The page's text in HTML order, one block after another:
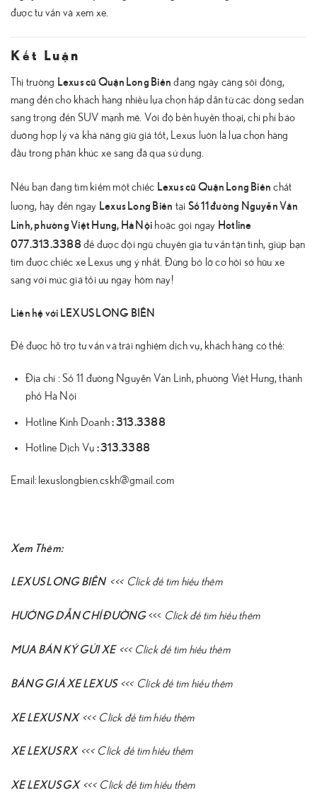
được tư vấn và xem xe.
Kết Luận
Thị trường Lexus cũ Quận Long Biên đang ngày càng sôi động,
mang đến cho khách hàng nhiều lựa chọn hấp dẫn từ các dòng sedan
sang trọng đến SUV mạnh mẽ. Với độ bền huyền thoại, chi phí bảo
dưỡng hợp lý và khả năng giữ giá tốt, Lexus luôn là lựa chọn hàng
đầu trong phân khúc xe sang đã qua sử dụng.
Nếu bạn đang tìm kiếm một chiếc Lexus cũ Quận Long Biên chất
lượng, hãy đến ngay Lexus Long Biên tại Số 11 đường Nguyễn Văn
Linh, phường Việt Hưng, Hà Nội hoặc gọi ngay Hotline
077.313.3388 để được đội ngũ chuyên gia tư vấn tận tình, giúp bạn
tìm được chiếc xe Lexus ưng ý nhất. Đừng bỏ lỡ cơ hội sở hữu xe
sang với mức giá tối ưu ngay hôm nay!
Liên hệ với LEXUS LONG BIÊN
Để được hỗ trợ tư vấn và trải nghiệm dịch vụ, khách hàng có thể:
Địa chỉ : Số 11 đường Nguyễn Văn Linh, phường Việt Hưng, thành
phố Hà Nội
Hotline Kinh Doanh:313.3388
Hotline Dịch Vụ :313.3388
Email: lexuslongbien.cskh@gmail.com
Xem Thêm:
LEXUS LONG BIÊN <<< Click để tìm hiểu thêm
HƯỚNG DẪN CHỈ ĐƯỜNG<<< Click để tìm hiểu thêm
MUA BÁN KÝ GỬI XE <<< Click để tìm hiểu thêm
BẢNG GIÁ XE LEXUS <<< Click để tìm hiểu thêm
XE LEXUS NX <<< Click để tìm hiểu thêm
XE LEXUS RX <<< Click để tìm hiểu thêm
XE LEXUS GX <<< Click để tìm hiểu thêm